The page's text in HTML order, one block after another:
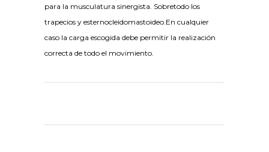
para la musculatura sinergista. Sobretodo los
trapecios y esternocleidomastoideo.En cualquier
caso la carga escogida debe permitir la realización
correcta de todo el movimiento.